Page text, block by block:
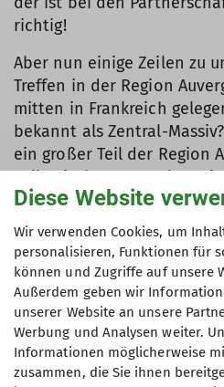
richtig!
Aber nun einige Zeilen zu
Treffen in der Region
mitten in Frankreich
bekannt als Zentral-
ein großer Teil der Region
vulkanischen
Chaîne des Puys und den
Berge sind der Puy de
Plomb du Cantal (1852 m).
bekanntester Vulkankegel
(1465 m) und das war am
Tagesziel. Nach einer
konnten wir einen
Clermont-Ferrand, die
noch so – bis zu den Alpen
Diese Website
Wir verwenden Cookies, um
personalisieren, Funktionen für
können und Zugriffe auf unsere
Außerdem geben wir
unserer Website an unsere
Werbung und Analysen weiter.
Informationen möglicherweise
zusammen, die Sie ihnen